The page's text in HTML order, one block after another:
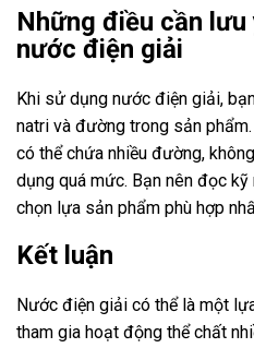
Những điều cần
nước điện giải
Khi sử dụng nước điện giải,
natri và đường trong sản
có thể chứa nhiều đường,
dụng quá mức. Bạn nên đọc
chọn lựa sản phẩm phù hợp
Kết luận
Nước điện giải có thể là một
tham gia hoạt động thể chất